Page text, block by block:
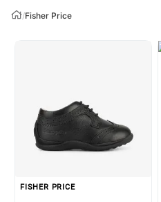
/Fisher Price
FISHER PRICE